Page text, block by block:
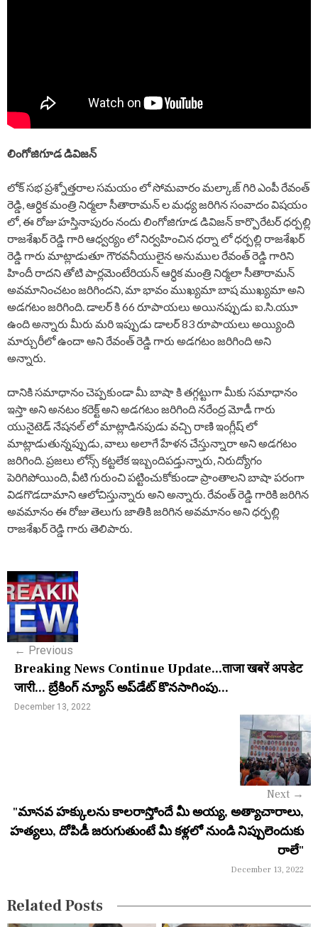
లింగోజిగూడ డివిజన్
లోక్ సభ ప్రశ్నోత్తరాల సమయం లో సోమవారం మల్కాజ్ గిరి ఎంపీ రేవంత్
రెడ్డి, ఆర్ధిక మంత్రి నిర్మలా సీతారామన్ ల మధ్య జరిగిన సంవాదం విషయం
లో, ఈ రోజు హస్తినాపురం నందు లింగోజిగూడ డివిజన్ కార్పొరేటర్ ధర్పల్లి
రాజశేఖర్ రెడ్డి గారి ఆధ్వర్యం లో నిర్వహించిన ధర్నా లో ధర్పల్లి రాజశేఖర్
రెడ్డి గారు మాట్లాడుతూ గౌరవనీయులైన అనుముల రేవంత్ రెడ్డి గారిని
హిందీ రాదని తోటి పార్లమెంటేరియన్ ఆర్ధిక మంత్రి నిర్మలా సీతారామన్
అవమానించటం జరిగిందని, మా భావం ముఖ్యమా బాష ముఖ్యమా అని
అడగటం జరిగింది. డాలర్ కి 66 రూపాయలు అయినప్పుడు ఐ.సి.యూ
ఉంది అన్నారు మీరు మరి ఇప్పుడు డాలర్ 83 రూపాయలు అయ్యింది
మార్చురీలో ఉందా అని రేవంత్ రెడ్డి గారు అడగటం జరిగింది అని
అన్నారు.
దానికి సమాధానం చెప్పకుండా మీ బాషా కి తగ్గట్టుగా మీకు సమాధానం
ఇస్తా అని అనటం కరెక్ట్ అని అడగటం జరిగింది నరేంద్ర మోడీ గారు
యునైటెడ్ నేషనల్ లో మాట్లాడినపుడు వచ్చి రాణి ఇంగ్లీష్ లో
మాట్లాడుతున్నప్పుడు, వాలు అలాగే హేళన చేస్తున్నారా అని అడగటం
జరిగింది. ప్రజలు లోన్స్ కట్టలేక ఇబ్బందిపడ్తున్నారు, నిరుద్యోగం
పెరిగిపోయింది, వీటి గురుంచి పట్టించుకోకుండా ప్రాంతాలని బాషా పరంగా
విడగొడదామాని ఆలోచిస్తున్నారు అని అన్నారు. రేవంత్ రెడ్డి గారికి జరిగిన
అవమానం ఈ రోజు తెలుగు జాతికి జరిగిన అవమానం అని ధర్పల్లి
రాజశేఖర్ రెడ్డి గారు తెలిపారు.
P
o
s
n
a
a
t
n
← Previous
Breaking News Continue Update...ताजा खबरें अपडेट
जारी... బ్రేకింగ్ న్యూస్ అప్‌డేట్ కొనసాగింపు...
December 13, 2022
Next →
"మానవ హక్కులను కాలరాస్తోందే మీ అయ్య, అత్యాచారాలు,
హత్యలు, దోపిడీ జరుగుతుంటే మీ కళ్లలో నుండి నిప్పులెందుకు
రాలే"
December 13, 2022
Related Posts